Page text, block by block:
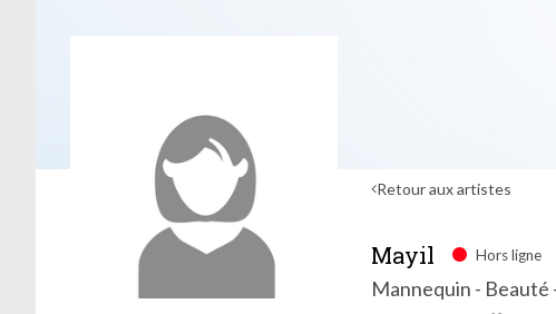
Retour aux artistes
Mayil Hors ligne
Mannequin - Beauté